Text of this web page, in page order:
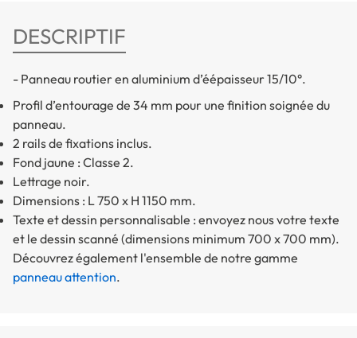
DESCRIPTIF
- Panneau routier en aluminium d’éépaisseur 15/10°.
Profil d’entourage de 34 mm pour une finition soignée du
panneau.
2 rails de fixations inclus.
Fond jaune : Classe 2.
Lettrage noir.
Dimensions : L 750 x H 1150 mm.
Texte et dessin personnalisable : envoyez nous votre texte
et le dessin scanné (dimensions minimum 700 x 700 mm).
Découvrez également l'ensemble de notre gamme
panneau attention.